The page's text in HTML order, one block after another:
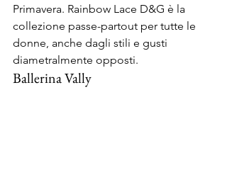
Primavera. Rainbow Lace D&G è la
collezione passe-partout per tutte le
donne, anche dagli stili e gusti
diametralmente opposti.
Ballerina Vally